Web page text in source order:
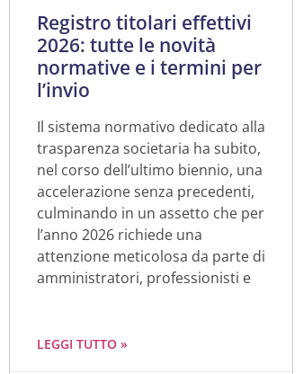
Registro titolari effettivi
2026: tutte le novità
normative e i termini per
l’invio
Il sistema normativo dedicato alla
trasparenza societaria ha subito,
nel corso dell’ultimo biennio, una
accelerazione senza precedenti,
culminando in un assetto che per
l’anno 2026 richiede una
attenzione meticolosa da parte di
amministratori, professionisti e
LEGGI TUTTO »